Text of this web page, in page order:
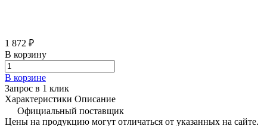
1 872 ₽
В корзину
В корзине
Запрос в 1 клик
Характеристики Описание
Официальный поставщик
Цены на продукцию могут отличаться от указанных на сайте.